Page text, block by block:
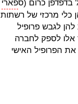
בדפדפן כרום (ספארי
כלי מרכזי של רשתות
לגבש פרופיל
אלו לספק לחברה
הפרופיל האישי